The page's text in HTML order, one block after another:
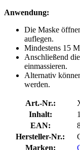
Anwendung:
Die Maske
auflegen.
Mindestens 15
Anschließend
einmassieren.
Alternativ
werden.
Art.-Nr.:
Inhalt:
EAN:
Hersteller-Nr.:
Marken: